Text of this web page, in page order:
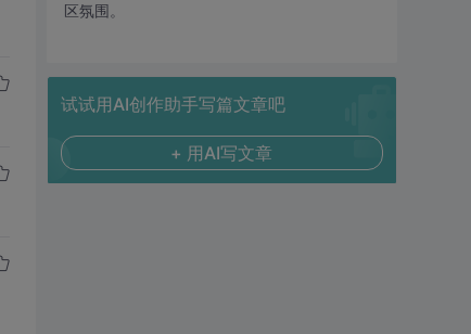
区氛围。
试试用AI创作助手写篇文章吧
+ 用AI写文章